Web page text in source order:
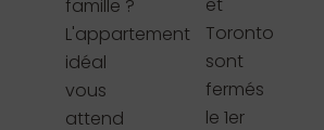
famille ?
L'appartement
idéal
vous
attend
et
Toronto
sont
fermés
le 1er